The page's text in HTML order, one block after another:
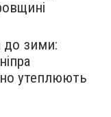
до зими:
утеплюють